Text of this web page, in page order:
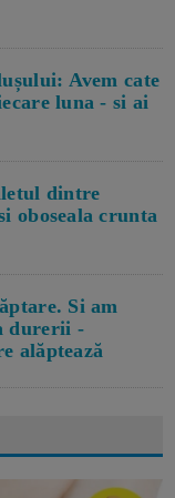
Avem cate
luna - si ai
dintre
oboseala crunta
Si am
durerii -
alăptează